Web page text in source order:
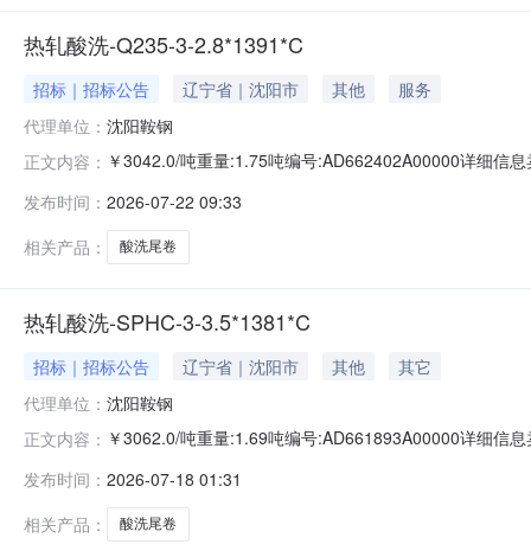
热轧酸洗-Q235-3-2.8*1391*C
招标｜招标公告 辽宁省｜沈阳市 其他
服务
代理单位： 沈阳鞍钢
正文内容： ￥3042.0/吨重量:1.75吨编号:AD662402A00000详细信
产线名称:冷轧1#线锌层重量代码描述:上表面锌层重量
发布时间： 2026-07-22 09:33
相关产品：
酸洗尾卷
热轧酸洗-SPHC-3-3.5*1381*C
招标｜招标公告 辽宁省｜沈阳市 其他
其它
代理单位： 沈阳鞍钢
正文内容： ￥3062.0/吨重量:1.69吨编号:AD661893A00000详细信
求产线名称:冷轧1#线锌层重量代码描述:上表面锌层重量
发布时间： 2026-07-18 01:31
相关产品：
酸洗尾卷